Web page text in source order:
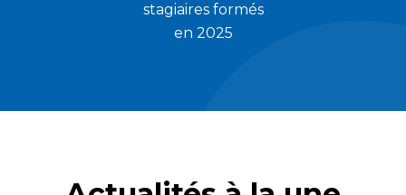
stagiaires formés
en 2025